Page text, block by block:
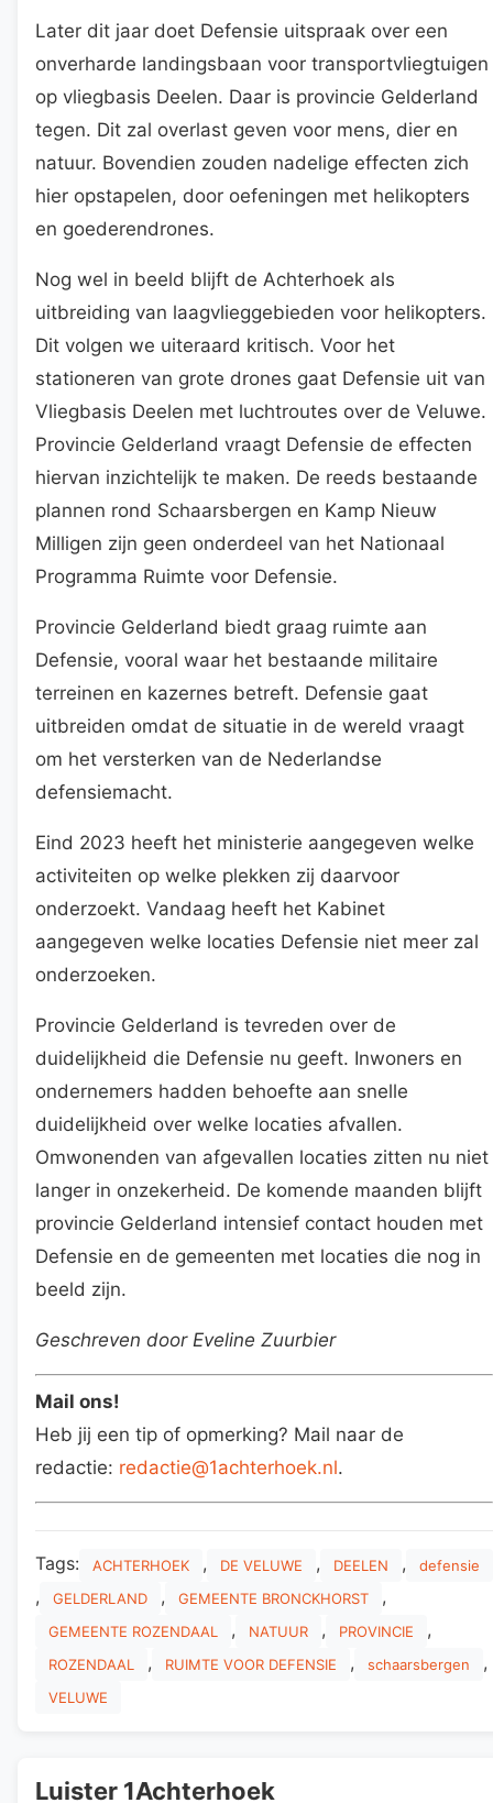
Later dit jaar doet Defensie uitspraak over een
onverharde landingsbaan voor transportvliegtuigen
op vliegbasis Deelen. Daar is provincie Gelderland
tegen. Dit zal overlast geven voor mens, dier en
natuur. Bovendien zouden nadelige effecten zich
hier opstapelen, door oefeningen met helikopters
en goederendrones.
Nog wel in beeld blijft de Achterhoek als
uitbreiding van laagvlieggebieden voor helikopters.
Dit volgen we uiteraard kritisch. Voor het
stationeren van grote drones gaat Defensie uit van
Vliegbasis Deelen met luchtroutes over de Veluwe.
Provincie Gelderland vraagt Defensie de effecten
hiervan inzichtelijk te maken. De reeds bestaande
plannen rond Schaarsbergen en Kamp Nieuw
Milligen zijn geen onderdeel van het Nationaal
Programma Ruimte voor Defensie.
Provincie Gelderland biedt graag ruimte aan
Defensie, vooral waar het bestaande militaire
terreinen en kazernes betreft. Defensie gaat
uitbreiden omdat de situatie in de wereld vraagt
om het versterken van de Nederlandse
defensiemacht.
Eind 2023 heeft het ministerie aangegeven welke
activiteiten op welke plekken zij daarvoor
onderzoekt. Vandaag heeft het Kabinet
aangegeven welke locaties Defensie niet meer zal
onderzoeken.
Provincie Gelderland is tevreden over de
duidelijkheid die Defensie nu geeft. Inwoners en
ondernemers hadden behoefte aan snelle
duidelijkheid over welke locaties afvallen.
Omwonenden van afgevallen locaties zitten nu niet
langer in onzekerheid. De komende maanden blijft
provincie Gelderland intensief contact houden met
Defensie en de gemeenten met locaties die nog in
beeld zijn.
Geschreven door Eveline Zuurbier
Mail ons!
Heb jij een tip of opmerking? Mail naar de
redactie: redactie@1achterhoek.nl.
Tags: ACHTERHOEK , DE VELUWE , DEELEN , defensie
, GELDERLAND , GEMEENTE BRONCKHORST ,
GEMEENTE ROZENDAAL , NATUUR , PROVINCIE ,
ROZENDAAL , RUIMTE VOOR DEFENSIE , schaarsbergen ,
VELUWE
Luister 1Achterhoek